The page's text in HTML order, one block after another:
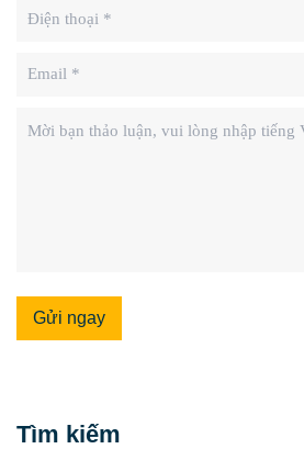
Gửi ngay
Tìm kiếm